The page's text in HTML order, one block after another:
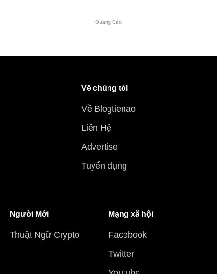
Quảng Cáo
Về chúng tôi
Về Blogtienao
Liên Hệ
Advertise
Tuyển dụng
Người Mới
Thuật Ngữ Crypto
Mạng xã hội
Facebook
Twitter